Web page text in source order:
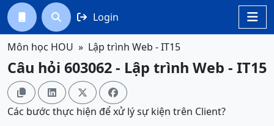

  Login
Môn học HOU Lập trình Web - IT15
Câu hỏi 603062 - Lập trình Web - IT15
   
Các bước thực hiện để xử lý sự kiện trên Client?